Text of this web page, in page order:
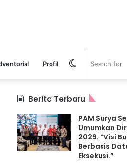
Profil Switch
skin
Berita Terbaru
PAM Surya
Umumkan
2029. “Visi
Berbasis
Eksekusi.”